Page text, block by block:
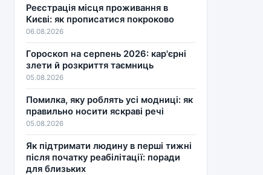
Реєстрація місця проживання в
Києві: як прописатися покроково
06.08.2026
Гороскоп на серпень 2026: кар'єрні
злети й розкриття таємниць
05.08.2026
Помилка, яку роблять усі модниці: як
правильно носити яскраві речі
05.08.2026
Як підтримати людину в перші тижні
після початку реабілітації: поради
для близьких